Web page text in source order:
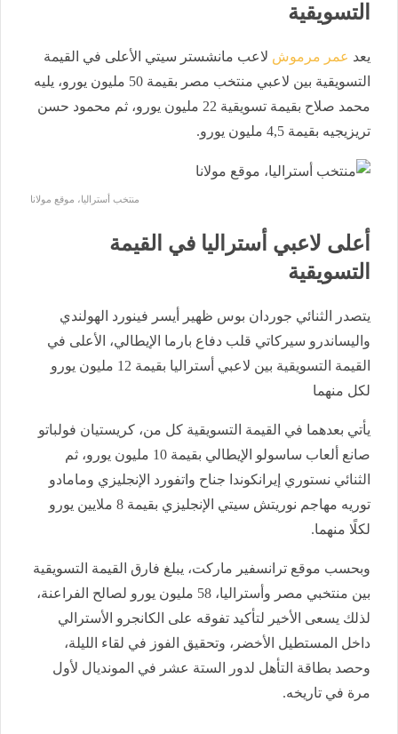
التسويقية
يعد عمر مرموش لاعب مانشستر سيتي الأعلى في القيمة
التسويقية بين لاعبي منتخب مصر بقيمة 50 مليون يورو، يليه
محمد صلاح بقيمة تسويقية 22 مليون يورو، ثم محمود حسن
تريزيجيه بقيمة 4,5 مليون يورو.
منتخب أستراليا، موقع مولانا
أعلى لاعبي أستراليا في القيمة
التسويقية
يتصدر الثنائي جوردان بوس ظهير أيسر فينورد الهولندي
واليساندرو سيركاتي قلب دفاع بارما الإيطالي، الأعلى في
القيمة التسويقية بين لاعبي أستراليا بقيمة 12 مليون يورو
لكل منهما
يأتي بعدهما في القيمة التسويقية كل من، كريستيان فولباتو
صانع ألعاب ساسولو الإيطالي بقيمة 10 مليون يورو، ثم
الثنائي نستوري إيرانكوندا جناح واتفورد الإنجليزي ومامادو
توريه مهاجم نوريتش سيتي الإنجليزي بقيمة 8 ملايين يورو
لكلًا منهما.
وبحسب موقع ترانسفير ماركت، يبلغ فارق القيمة التسويقية
بين منتخبي مصر وأستراليا، 58 مليون يورو لصالح الفراعنة،
لذلك يسعى الأخير لتأكيد تفوقه على الكانجرو الأسترالي
داخل المستطيل الأخضر، وتحقيق الفوز في لقاء الليلة،
وحصد بطاقة التأهل لدور الستة عشر في المونديال لأول
مرة في تاريخه.